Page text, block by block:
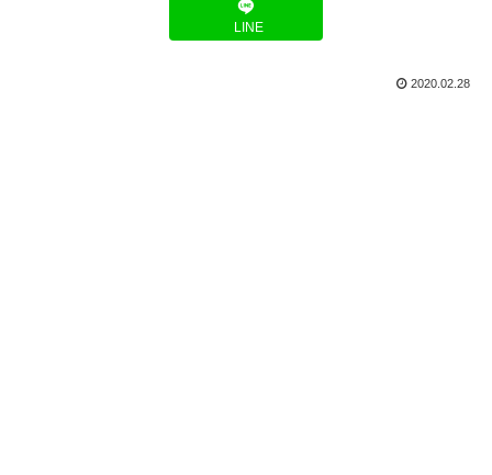
LINE
2020.02.28